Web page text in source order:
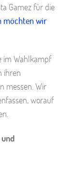
Gamez für die
möchten wir
im Wahlkampf
ihren
messen. Wir
worauf